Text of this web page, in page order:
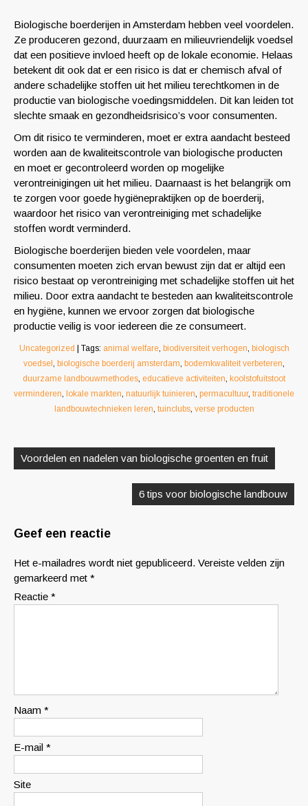
Biologische boerderijen in Amsterdam hebben veel voordelen.
Ze produceren gezond, duurzaam en milieuvriendelijk voedsel
dat een positieve invloed heeft op de lokale economie. Helaas
betekent dit ook dat er een risico is dat er chemisch afval of
andere schadelijke stoffen uit het milieu terechtkomen in de
productie van biologische voedingsmiddelen. Dit kan leiden tot
slechte smaak en gezondheidsrisico’s voor consumenten.
Om dit risico te verminderen, moet er extra aandacht besteed
worden aan de kwaliteitscontrole van biologische producten
en moet er gecontroleerd worden op mogelijke
verontreinigingen uit het milieu. Daarnaast is het belangrijk om
te zorgen voor goede hygiënepraktijken op de boerderij,
waardoor het risico van verontreiniging met schadelijke
stoffen wordt verminderd.
Biologische boerderijen bieden vele voordelen, maar
consumenten moeten zich ervan bewust zijn dat er altijd een
risico bestaat op verontreiniging met schadelijke stoffen uit het
milieu. Door extra aandacht te besteden aan kwaliteitscontrole
en hygiëne, kunnen we ervoor zorgen dat biologische
productie veilig is voor iedereen die ze consumeert.
Uncategorized | Tags: animal welfare, biodiversiteit verhogen, biologisch
voedsel , biologische boerderij amsterdam, bodemkwaliteit verbeteren,
duurzame landbouwmethodes, educatieve activiteiten, koolstofuitstoot
verminderen, lokale markten, natuurlijk tuinieren, permacultuur, traditionele
landbouwtechnieken leren, tuinclubs, verse producten
Voordelen en nadelen van biologische groenten en fruit
6 tips voor biologische landbouw
Geef een reactie
Het e-mailadres wordt niet gepubliceerd. Vereiste velden zijn
gemarkeerd met *
Reactie *
Naam *
E-mail *
Site